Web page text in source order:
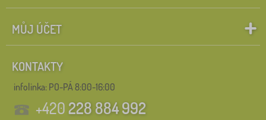
MŮJ ÚČET
KONTAKTY
infolinka: PO-PÁ 8:00-16:00
+420228 884 992